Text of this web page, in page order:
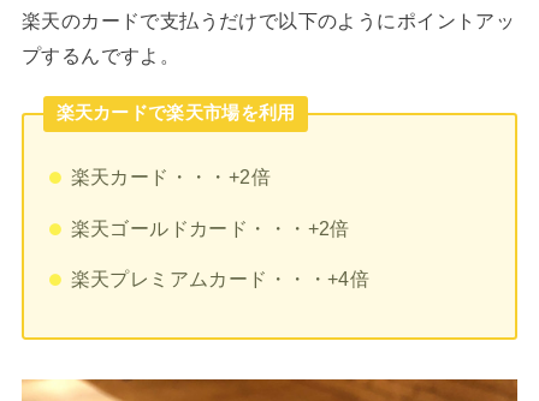
楽天のカードで支払うだけで以下のようにポイントアッ
プするんですよ。
楽天カードで楽天市場を利用
楽天カード・・・+2倍
楽天ゴールドカード・・・+2倍
楽天プレミアムカード・・・+4倍